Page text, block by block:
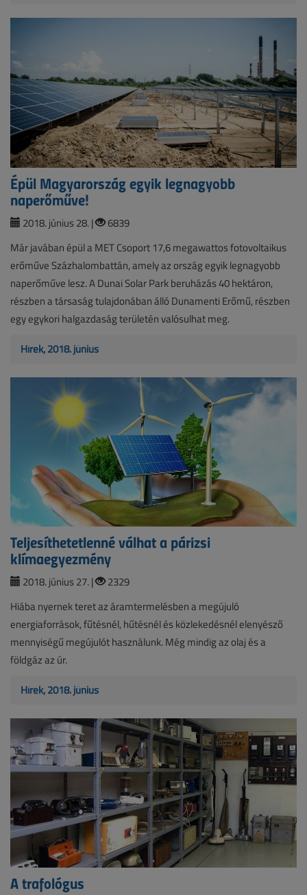
Épül Magyarország egyik legnagyobb
naperőműve!
2018. június 28. |
6839
Már javában épül a MET Csoport 17,6 megawattos fotovoltaikus
erőműve Százhalombattán, amely az ország egyik legnagyobb
naperőműve lesz. A Dunai Solar Park beruházás 40 hektáron,
részben a társaság tulajdonában álló Dunamenti Erőmű, részben
egy egykori halgazdaság területén valósulhat meg.
Hírek, 2018. június
Teljesíthetetlenné válhat a párizsi
klímaegyezmény
2018. június 27. |
2329
Hiába nyernek teret az áramtermelésben a megújuló
energiaforrások, fűtésnél, hűtésnél és közlekedésnél elenyésző
mennyiségű megújulót használunk. Még mindig az olaj és a
földgáz az úr.
Hírek, 2018. június
A trafológus